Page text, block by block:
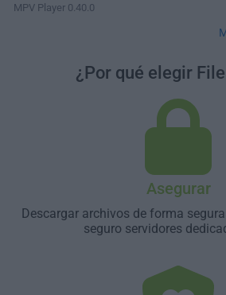
MPV Player 0.40.0
¿Por qué elegir
Asegurar
Descargar archivos de forma
seguro servidores